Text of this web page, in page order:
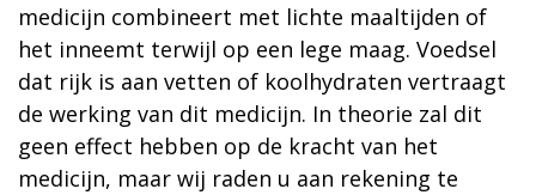
medicijn combineert met lichte maaltijden of
het inneemt terwijl op een lege maag. Voedsel
dat rijk is aan vetten of koolhydraten vertraagt
de werking van dit medicijn. In theorie zal dit
geen effect hebben op de kracht van het
medicijn, maar wij raden u aan rekening te